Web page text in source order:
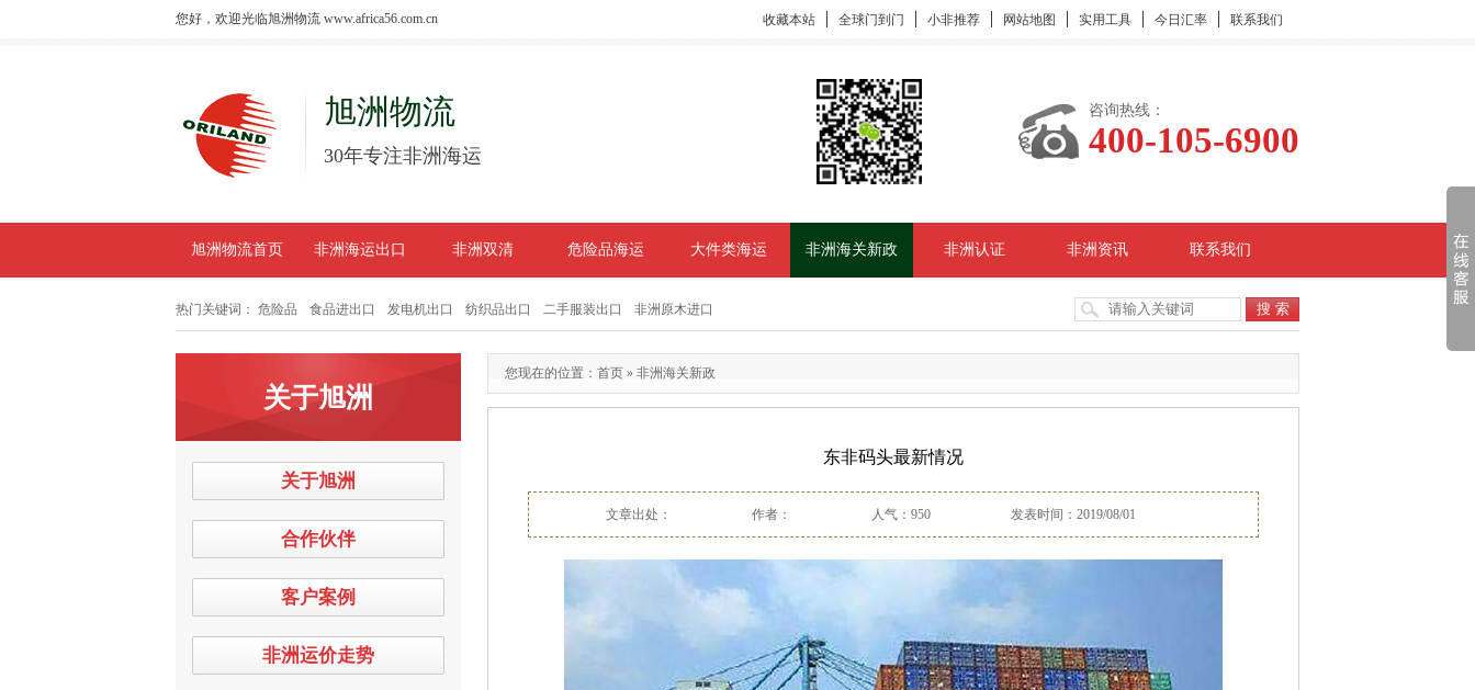
您好，欢迎光临旭洲物流 www.africa56.com.cn 收藏本站 全球门到门 小非推荐 网站地图 实用工具 今日汇率 联系我们
旭洲物流
30年专注非洲海运
咨询热线：
400-105-6900
旭洲物流首页 非洲海运出口 非洲双清 危险品海运 大件类海运 非洲海关新政 非洲认证 非洲资讯 联系我们
热门关键词： 危险品 食品进出口 发电机出口 纺织品出口 二手服装出口 非洲原木进口 搜 索
关于旭洲
关于旭洲
合作伙伴
客户案例
非洲运价走势
您现在的位置： 首页 » 非洲海关新政
东非码头最新情况
文章出处： 作者： 人气：950 发表时间：2019/08/01